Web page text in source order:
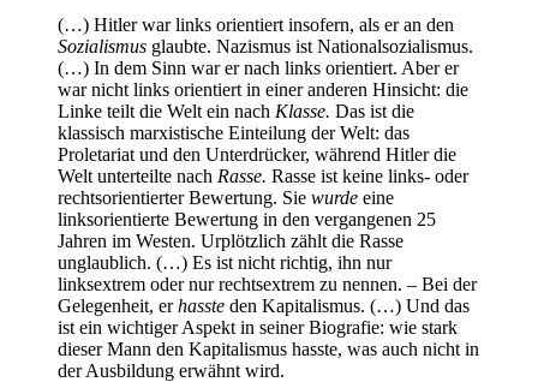
(…) Hitler war links orientiert insofern, als er an den
Sozialismus glaubte. Nazismus ist Nationalsozialismus.
(…) In dem Sinn war er nach links orientiert. Aber er
war nicht links orientiert in einer anderen Hinsicht: die
Linke teilt die Welt ein nach Klasse. Das ist die
klassisch marxistische Einteilung der Welt: das
Proletariat und den Unterdrücker, während Hitler die
Welt unterteilte nach Rasse. Rasse ist keine links- oder
rechtsorientierter Bewertung. Sie wurde eine
linksorientierte Bewertung in den vergangenen 25
Jahren im Westen. Urplötzlich zählt die Rasse
unglaublich. (…) Es ist nicht richtig, ihn nur
linksextrem oder nur rechtsextrem zu nennen. – Bei der
Gelegenheit, erhasste den Kapitalismus. (…) Und das
ist ein wichtiger Aspekt in seiner Biografie: wie stark
dieser Mann den Kapitalismus hasste, was auch nicht in
der Ausbildung erwähnt wird.